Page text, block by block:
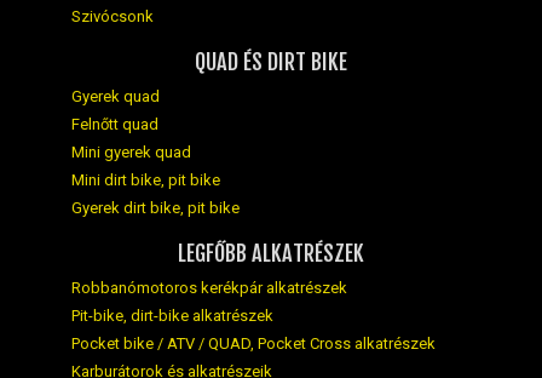
Szivócsonk
QUAD ÉS DIRT BIKE
Gyerek quad
Felnőtt quad
Mini gyerek quad
Mini dirt bike, pit bike
Gyerek dirt bike, pit bike
LEGFŐBB ALKATRÉSZEK
Robbanómotoros kerékpár alkatrészek
Pit-bike, dirt-bike alkatrészek
Pocket bike / ATV / QUAD, Pocket Cross alkatrészek
Karburátorok és alkatrészeik